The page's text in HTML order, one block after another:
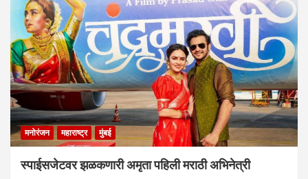
मनोरंजन महाराष्ट्र मुंबई
स्पाईसजेटवर झळकणारी अमृता पहिली मराठी अभिनेत्री